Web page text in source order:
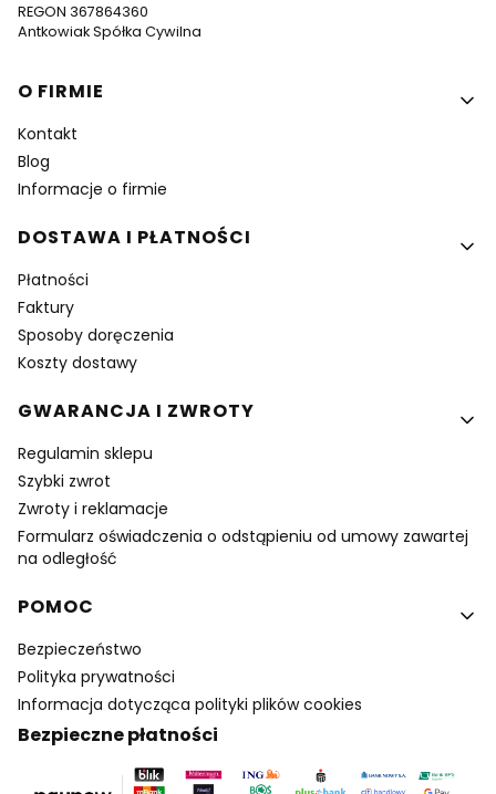
REGON 367864360
Antkowiak Spółka Cywilna
Linki w stopce
O FIRMIE
Kontakt
Blog
Informacje o firmie
DOSTAWA I PŁATNOŚCI
Płatności
Faktury
Sposoby doręczenia
Koszty dostawy
GWARANCJA I ZWROTY
Regulamin sklepu
Szybki zwrot
Zwroty i reklamacje
Formularz oświadczenia o odstąpieniu od umowy zawartej
na odległość
POMOC
Bezpieczeństwo
Polityka prywatności
Informacja dotycząca polityki plików cookies
Bezpieczne płatności